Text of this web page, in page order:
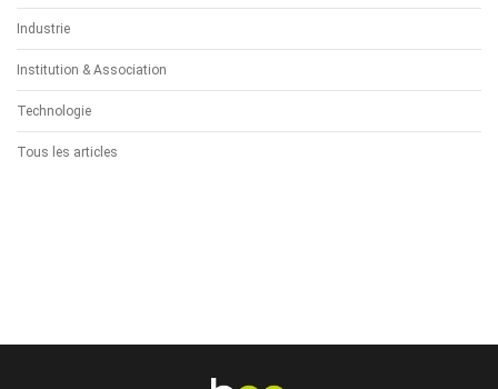
Industrie
Institution & Association
Technologie
Tous les articles